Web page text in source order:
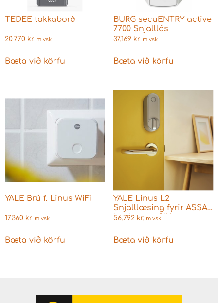
TEDEE takkaborð
20.770 kr. m vsk
Bæta við körfu
BURG secuENTRY active
7700 Snjalllás
37.169 kr. m vsk
Bæta við körfu
YALE Brú f. Linus WiFi
17.360 kr. m vsk
Bæta við körfu
YALE Linus L2
Snjalllæsing fyrir ASSA
læsingar – Silfur
56.792 kr. m vsk
Bæta við körfu